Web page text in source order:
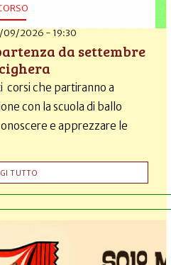
09/2026 - 19:30
da settembre
corsi che partiranno a
con la scuola di ballo
e apprezzare le
TUTTO